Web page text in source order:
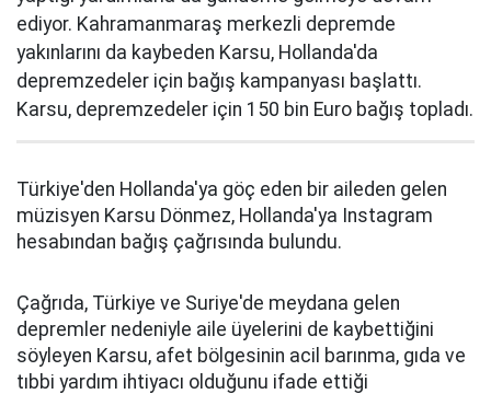
ediyor. Kahramanmaraş merkezli depremde
yakınlarını da kaybeden Karsu, Hollanda'da
depremzedeler için bağış kampanyası başlattı.
Karsu, depremzedeler için 150 bin Euro bağış topladı.
Türkiye'den Hollanda'ya göç eden bir aileden gelen
müzisyen Karsu Dönmez, Hollanda'ya Instagram
hesabından bağış çağrısında bulundu.
Çağrıda, Türkiye ve Suriye'de meydana gelen
depremler nedeniyle aile üyelerini de kaybettiğini
söyleyen Karsu, afet bölgesinin acil barınma, gıda ve
tıbbi yardım ihtiyacı olduğunu ifade ettiği